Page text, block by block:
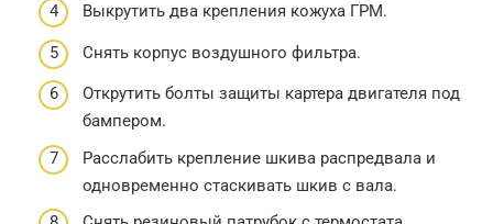
Выкрутить два крепления кожуха ГРМ.
Снять корпус воздушного фильтра.
Открутить болты защиты картера двигателя под
бампером.
Расслабить крепление шкива распредвала и
одновременно стаскивать шкив с вала.